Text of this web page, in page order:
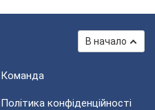
В начало
Команда
Політика конфіденційності